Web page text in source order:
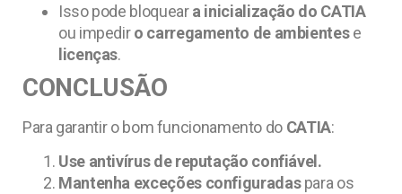
Isso pode bloqueara inicialização do CATIA
ou impediro carregamento de ambientese
licenças.
CONCLUSÃO
Para garantir o bom funcionamento do CATIA:
Use antivírus de reputação confiável.
Mantenha exceções configuradaspara os